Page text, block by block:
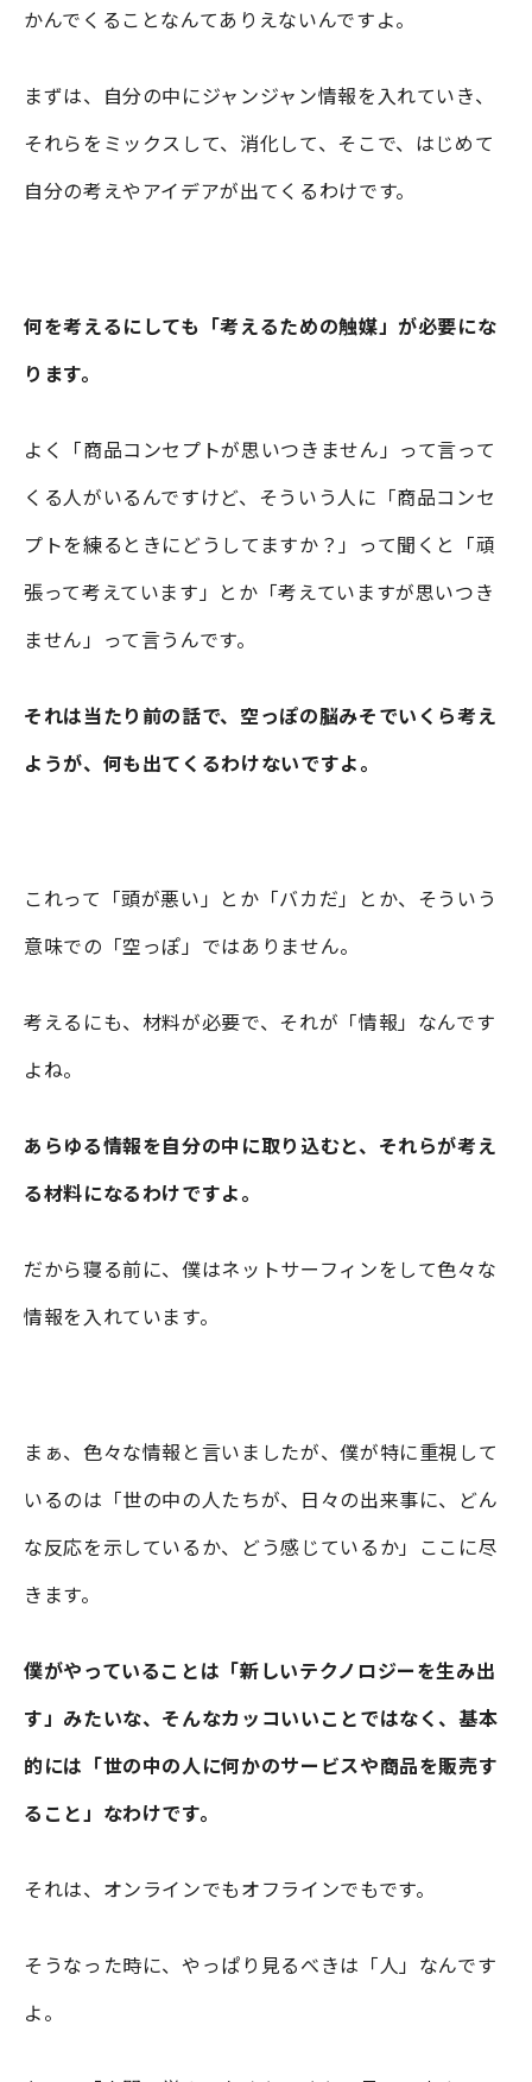
かんでくることなんてありえないんですよ。
まずは、自分の中にジャンジャン情報を入れていき、
それらをミックスして、消化して、そこで、はじめて
自分の考えやアイデアが出てくるわけです。
何を考えるにしても「考えるための触媒」が必要にな
ります。
よく「商品コンセプトが思いつきません」って言って
くる人がいるんですけど、そういう人に「商品コンセ
プトを練るときにどうしてますか？」って聞くと「頑
張って考えています」とか「考えていますが思いつき
ません」って言うんです。
それは当たり前の話で、空っぽの脳みそでいくら考え
ようが、何も出てくるわけないですよ。
これって「頭が悪い」とか「バカだ」とか、そういう
意味での「空っぽ」ではありません。
考えるにも、材料が必要で、それが「情報」なんです
よね。
あらゆる情報を自分の中に取り込むと、それらが考え
る材料になるわけですよ。
だから寝る前に、僕はネットサーフィンをして色々な
情報を入れています。
まぁ、色々な情報と言いましたが、僕が特に重視して
いるのは「世の中の人たちが、日々の出来事に、どん
な反応を示しているか、どう感じているか」ここに尽
きます。
僕がやっていることは「新しいテクノロジーを生み出
す」みたいな、そんなカッコいいことではなく、基本
的には「世の中の人に何かのサービスや商品を販売す
ること」なわけです。
それは、オンラインでもオフラインでもです。
そうなった時に、やっぱり見るべきは「人」なんです
よ。